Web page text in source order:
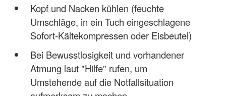
Kopf und Nacken kühlen (feuchte
Umschläge, in ein Tuch eingeschlagene
Sofort-Kältekompressen oder Eisbeutel)
Bei Bewusstlosigkeit und vorhandener
Atmung laut "Hilfe" rufen, um
Umstehende auf die Notfallsituation